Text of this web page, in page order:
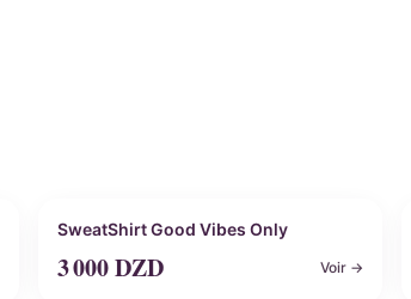
Personnalisable
SweatShirt Good Vibes Only
3 000DZD Voir →